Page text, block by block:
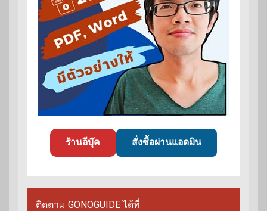
ร้านอีบุ๊ค สั่งซื้อผ่านแอดมิน
ติดตาม GONOGUIDE ได้ที่